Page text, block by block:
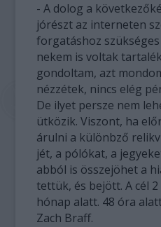
- A dolog a
jórészt az interneten
forgatáshoz
nekem is voltak
gondoltam, azt
nézzétek, nincs elég
De ilyet persze nem
ütközik. Viszont, ha
árulni a különbző
jét, a pólókat, a
abból is összejöhet a
tettük, és bejött. A cél
hónap alatt. 48 óra
Zach Braff.